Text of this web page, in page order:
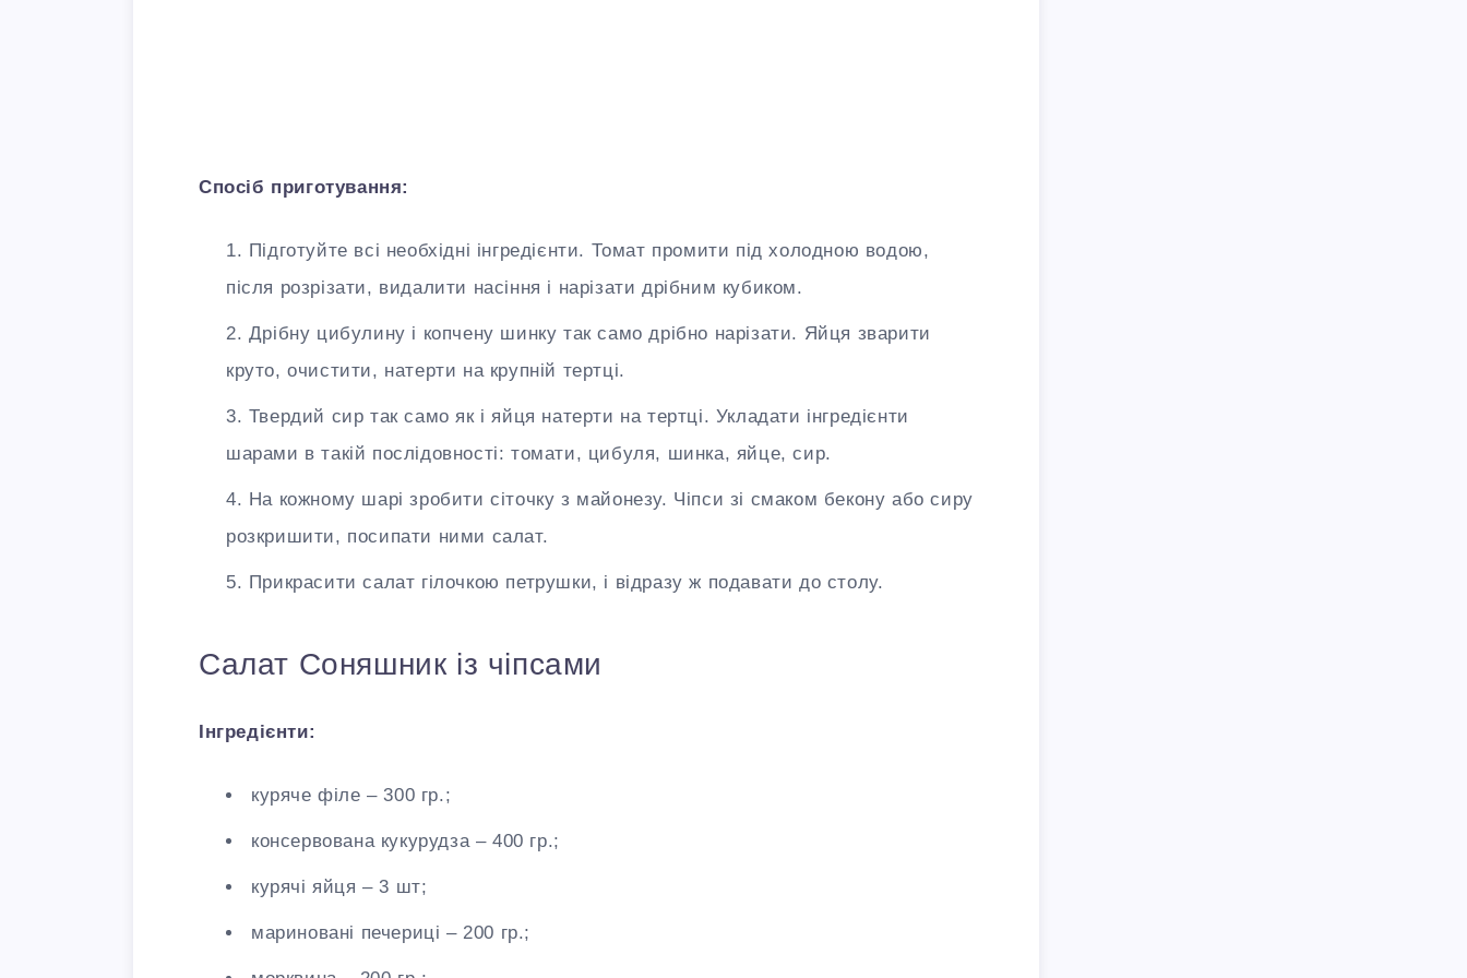
Спосіб приготування:
Підготуйте всі необхідні інгредієнти. Томат промити під холодною водою,
після розрізати, видалити насіння і нарізати дрібним кубиком.
Дрібну цибулину і копчену шинку так само дрібно нарізати. Яйця зварити
круто, очистити, натерти на крупній тертці.
Твердий сир так само як і яйця натерти на тертці. Укладати інгредієнти
шарами в такій послідовності: томати, цибуля, шинка, яйце, сир.
На кожному шарі зробити сіточку з майонезу. Чіпси зі смаком бекону або сиру
розкришити, посипати ними салат.
Прикрасити салат гілочкою петрушки, і відразу ж подавати до столу.
Салат Соняшник із чіпсами
Інгредієнти:
куряче філе – 300 гр.;
консервована кукурудза – 400 гр.;
курячі яйця – 3 шт;
мариновані печериці – 200 гр.;